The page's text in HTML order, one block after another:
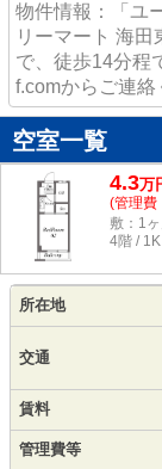
物件情報：「ユ
リーマート 海田
で、徒歩14分程
f.comからご連絡
空室一覧
4.3万
(管理費
敷：1
4階 /
所在地
交通
賃料
管理費等